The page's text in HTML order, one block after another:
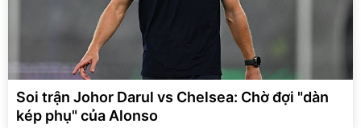
Soi trận Johor Darul vs Chelsea: Chờ đợi "dàn
kép phụ" của Alonso